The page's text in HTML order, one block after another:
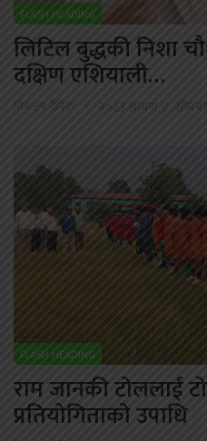
FLASH HEADING
लिटिल बुद्धकी निशा
दक्षिण एशियाली…
विकल्प दैनिक २०८३ श्रावण ४,
FLASH HEADING
राम जानकी टोललाई
प्रतियोगिताको उपाधि